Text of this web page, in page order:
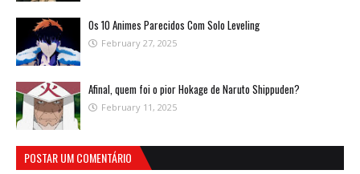
Os 10 Animes Parecidos Com Solo Leveling
February 27, 2025
Afinal, quem foi o pior Hokage de Naruto Shippuden?
February 11, 2025
POSTAR UM COMENTÁRIO